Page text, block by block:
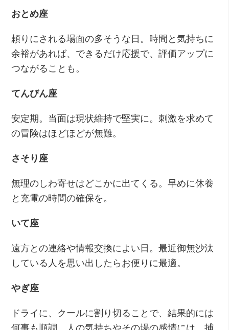
おとめ座
頼りにされる場面の多そうな日。時間と気持ちに
余裕があれば、できるだけ応援で、評価アップに
つながることも。
てんびん座
安定期。当面は現状維持で堅実に。刺激を求めて
の冒険はほどほどが無難。
さそり座
無理のしわ寄せはどこかに出てくる。早めに休養
と充電の時間の確保を。
いて座
遠方との連絡や情報交換によい日。最近御無沙汰
している人を思い出したらお便りに最適。
やぎ座
ドライに、クールに割り切ることで、結果的には
何事も順調。人の気持ちやその場の感情には、捕